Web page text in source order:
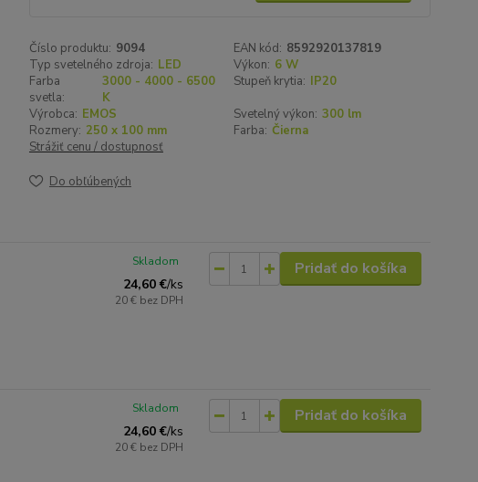
Číslo produktu: 9094 EAN kód: 8592920137819
Typ svetelného zdroja: LED Výkon: 6 W
Farba
svetla:
3000 - 4000 - 6500
K
Stupeň krytia: IP20
Výrobca: EMOS Svetelný výkon: 300 lm
Rozmery: 250 x 100 mm Farba: Čierna
Strážiť cenu / dostupnosť
Do obľúbených
24,60 €/ks
20 € bez DPH
Skladom Pridať do košíka
24,60 €/ks
20 € bez DPH
Skladom Pridať do košíka